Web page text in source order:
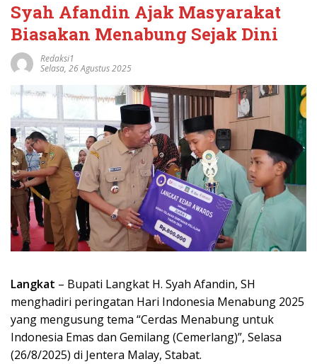
Syah Afandin Ajak Masyarakat
Biasakan Menabung Sejak Dini
Redaksi1
Selasa, 26 Agustus 2025
Langkat – Bupati Langkat H. Syah Afandin, SH
menghadiri peringatan Hari Indonesia Menabung 2025
yang mengusung tema “Cerdas Menabung untuk
Indonesia Emas dan Gemilang (Cemerlang)”, Selasa
(26/8/2025) di Jentera Malay, Stabat.